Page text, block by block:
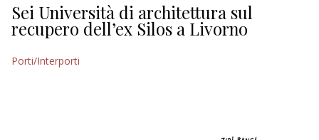
CULTURA
NAUTICA
Sei Università di architettura sul
recupero dell’ex Silos a Livorno
Porti/Interporti